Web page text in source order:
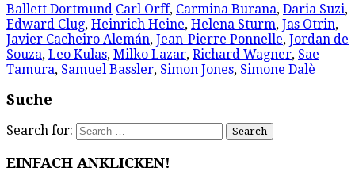
Ballett Dortmund Carl Orff, Carmina Burana, Daria Suzi,
Edward Clug, Heinrich Heine, Helena Sturm, Jas Otrin,
Javier Cacheiro Alemán, Jean-Pierre Ponnelle, Jordan de
Souza, Leo Kulas, Milko Lazar, Richard Wagner, Sae
Tamura, Samuel Bassler, Simon Jones, Simone Dalè
Suche
Search for:
EINFACH ANKLICKEN!